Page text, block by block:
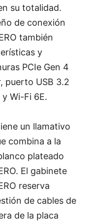
su totalidad.
de conexión
también
y
PCIe Gen 4
puerto USB 3.2
Wi-Fi 6E.
un llamativo
combina a la
plateado
El gabinete
reserva
de cables de
de la placa